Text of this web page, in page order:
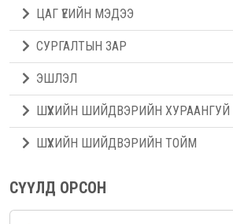
ЦАГ ҮЕИЙН МЭДЭЭ
СУРГАЛТЫН ЗАР
ЭШЛЭЛ
ШҮҮХИЙН ШИЙДВЭРИЙН ХУРААНГУЙ
ШҮҮХИЙН ШИЙДВЭРИЙН ТОЙМ
СҮҮЛД ОРСОН